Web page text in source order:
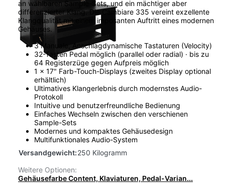
an wählbaren Sample-Sets, und ein mächtiger aber
differenzierter Klang. Die Cambiare 335 vereint exzellente
Klangqualität mit einem imposanten Auftritt eines modernen
Gehäuses.
3 Manuale, Anschlagdynamische Tastaturen (Velocity)
32-Tasten Pedal möglich (parallel oder radial) · bis zu
64 Registerzüge gegen Aufpreis möglich
1 x 17" Farb-Touch-Displays (zweites Display optional
erhältlich)
Ultimatives Klangerlebnis durch modernstes Audio-
Protokoll
Intuitive und benutzerfreundliche Bedienung
Einfaches Wechseln zwischen den verschienen
Sample-Sets
Modernes und kompaktes Gehäusedesign
Multifunktionales Audio-System
Versandgewicht:250 Kilogramm
Weitere Optionen:
Gehäusefarbe Content, Klaviaturen, Pedal-Varian...